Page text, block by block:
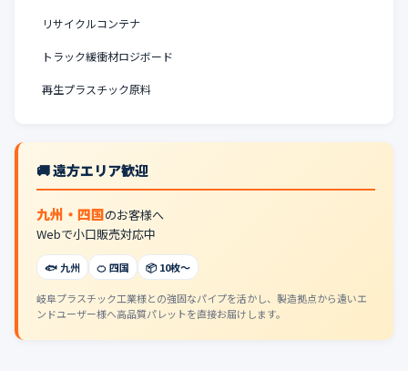
リサイクルコンテナ
トラック緩衝材ロジボード
再生プラスチック原料
🚚 遠方エリア歓迎
九州・四国のお客様へ
Webで小口販売対応中
🐟 九州 🍊 四国 📦 10枚〜
岐阜プラスチック工業様との強固なパイプを活かし、製造拠点から遠いエ
ンドユーザー様へ高品質パレットを直接お届けします。